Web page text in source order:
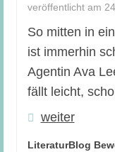
veröffentlicht am
So mitten in
ist immerhin
Agentin Ava
fällt leicht,
weiter
LiteraturBlog